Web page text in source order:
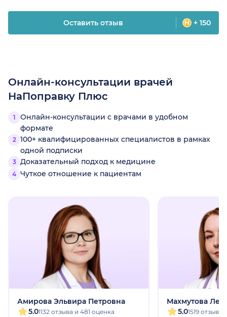
Оставить отзыв + 150
Онлайн-консультации врачей
НаПоправку Плюс
Онлайн-консультации с врачами в удобном
формате
100+ квалифицированных специалистов в рамках
одной подписки
Доказательный подход к медицине
Чуткое отношение к пациентам
Амирова Эльвира Петровна
5.01132 отзыва и 481 оценка
Махмутова
5.01519